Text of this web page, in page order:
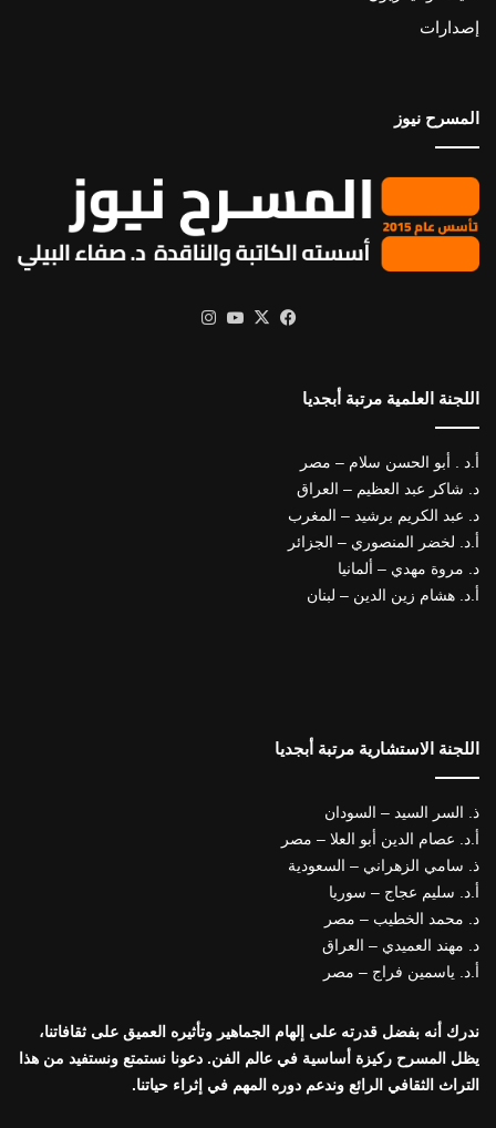
إصدارات
المسرح نيوز
فيسبوك
X يوتيوب
اللجنة العلمية مرتبة أبجديا
أ.د . أبو الحسن سلام – مصر
د. شاكر عبد العظيم – العراق
د. عبد الكريم برشيد – المغرب
أ.د. لخضر المنصوري – الجزائر
د. مروة مهدي – ألمانيا
أ.د. هشام زين الدين – لبنان
اللجنة الاستشارية مرتبة أبجديا
ذ. السر السيد – السودان
أ.د. عصام الدين أبو العلا – مصر
ذ. سامي الزهراني – السعودية
أ.د. سليم عجاج – سوريا
د. محمد الخطيب – مصر
د. مهند العميدي – العراق
أ.د. ياسمين فراج – مصر
ندرك أنه بفضل قدرته على إلهام الجماهير وتأثيره العميق على ثقافاتنا،
يظل المسرح ركيزة أساسية في عالم الفن. دعونا نستمتع ونستفيد من هذا
التراث الثقافي الرائع وندعم دوره المهم في إثراء حياتنا.